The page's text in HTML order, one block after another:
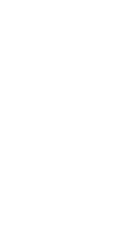
em
do Programa,
e a produção